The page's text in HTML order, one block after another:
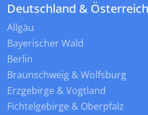
Deutschland & Österreich
Allgäu
Bayerischer Wald
Berlin
Braunschweig & Wolfsburg
Erzgebirge & Vogtland
Fichtelgebirge & Oberpfalz